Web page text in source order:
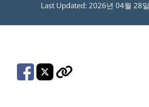
Last Updated: 2026년 04월 28일